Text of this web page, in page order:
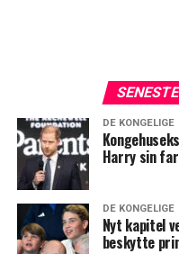
DE KONGELIGE
Harry sin
DE KONGELIGE
Nyt kapitel
beskytte